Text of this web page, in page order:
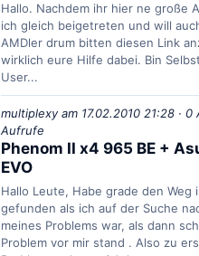
Hallo. Nachdem ihr hier ne große
ich gleich beigetreten und will
AMDler drum bitten diesen Link
wirklich eure Hilfe dabei. Bin
User...
multiplexy am 17.02.2010 21:28 · 0
Aufrufe
Phenom II x4 965 BE +
EVO
Hallo Leute, Habe grade den Weg
gefunden als ich auf der Suche
meines Problems war, als dann
Problem vor mir stand . Also zu